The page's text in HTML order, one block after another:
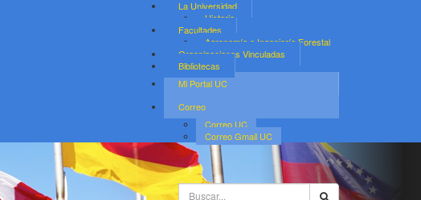
La Universidad
Historia
Facultades
Agronomía e Ingeniería Forestal
Organizaciones Vinculadas
Bibliotecas
Mi Portal UC
Correo
Correo UC
Correo Gmail UC
Buscar...